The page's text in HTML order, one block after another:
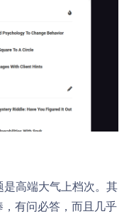
高端大气上档次。其
有问必答，而且几乎